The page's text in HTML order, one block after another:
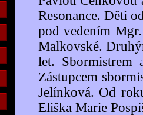
Resonance. Děti
pod vedením
Malkovské.
let. Sbormistrem
Zástupcem
Jelínková. Od
Eliška Marie